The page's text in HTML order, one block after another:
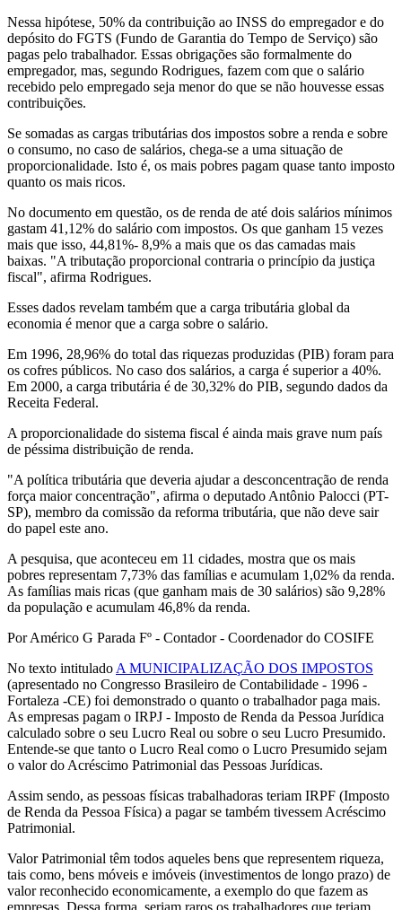
Nessa hipótese, 50% da contribuição ao INSS do empregador e do
depósito do FGTS (Fundo de Garantia do Tempo de Serviço) são
pagas pelo trabalhador. Essas obrigações são formalmente do
empregador, mas, segundo Rodrigues, fazem com que o salário
recebido pelo empregado seja menor do que se não houvesse essas
contribuições.
Se somadas as cargas tributárias dos impostos sobre a renda e sobre
o consumo, no caso de salários, chega-se a uma situação de
proporcionalidade. Isto é, os mais pobres pagam quase tanto imposto
quanto os mais ricos.
No documento em questão, os de renda de até dois salários mínimos
gastam 41,12% do salário com impostos. Os que ganham 15 vezes
mais que isso, 44,81%- 8,9% a mais que os das camadas mais
baixas. "A tributação proporcional contraria o princípio da justiça
fiscal", afirma Rodrigues.
Esses dados revelam também que a carga tributária global da
economia é menor que a carga sobre o salário.
Em 1996, 28,96% do total das riquezas produzidas (PIB) foram para
os cofres públicos. No caso dos salários, a carga é superior a 40%.
Em 2000, a carga tributária é de 30,32% do PIB, segundo dados da
Receita Federal.
A proporcionalidade do sistema fiscal é ainda mais grave num país
de péssima distribuição de renda.
"A política tributária que deveria ajudar a desconcentração de renda
força maior concentração", afirma o deputado Antônio Palocci (PT-
SP), membro da comissão da reforma tributária, que não deve sair
do papel este ano.
A pesquisa, que aconteceu em 11 cidades, mostra que os mais
pobres representam 7,73% das famílias e acumulam 1,02% da renda.
As famílias mais ricas (que ganham mais de 30 salários) são 9,28%
da população e acumulam 46,8% da renda.
Por Américo G Parada Fº - Contador - Coordenador do COSIFE
No texto intitulado A MUNICIPALIZAÇÃO DOS IMPOSTOS
(apresentado no Congresso Brasileiro de Contabilidade - 1996 -
Fortaleza -CE) foi demonstrado o quanto o trabalhador paga mais.
As empresas pagam o IRPJ - Imposto de Renda da Pessoa Jurídica
calculado sobre o seu Lucro Real ou sobre o seu Lucro Presumido.
Entende-se que tanto o Lucro Real como o Lucro Presumido sejam
o valor do Acréscimo Patrimonial das Pessoas Jurídicas.
Assim sendo, as pessoas físicas trabalhadoras teriam IRPF (Imposto
de Renda da Pessoa Física) a pagar se também tivessem Acréscimo
Patrimonial.
Valor Patrimonial têm todos aqueles bens que representem riqueza,
tais como, bens móveis e imóveis (investimentos de longo prazo) de
valor reconhecido economicamente, a exemplo do que fazem as
empresas. Dessa forma, seriam raros os trabalhadores que teriam